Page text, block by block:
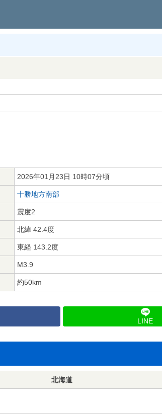
2026年01月23日 10時07分頃
十勝地方南部
震度2
北緯 42.4度
東経 143.2度
M3.9
約50km
LINE
北海道